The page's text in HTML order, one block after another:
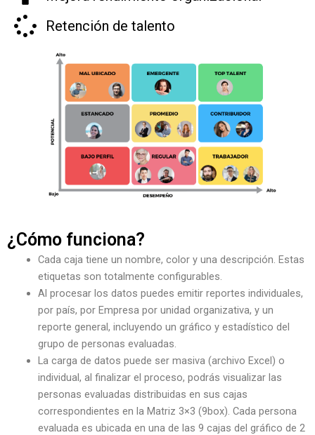
Retención de talento
¿Cómo funciona?
Cada caja tiene un nombre, color y una descripción. Estas
etiquetas son totalmente configurables.
Al procesar los datos puedes emitir reportes individuales,
por país, por Empresa por unidad organizativa, y un
reporte general, incluyendo un gráfico y estadístico del
grupo de personas evaluadas.
La carga de datos puede ser masiva (archivo Excel) o
individual, al finalizar el proceso, podrás visualizar las
personas evaluadas distribuidas en sus cajas
correspondientes en la Matriz 3×3 (9box). Cada persona
evaluada es ubicada en una de las 9 cajas del gráfico de 2